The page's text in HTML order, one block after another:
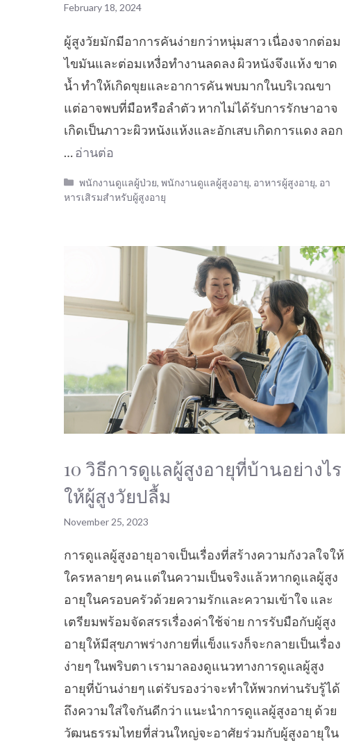
February 18, 2024
ผู้สูงวัยมักมีอาการคันง่ายกว่าหนุ่มสาว เนื่องจากต่อม
ไขมันและต่อมเหงื่อทำงานลดลง ผิวหนังจึงแห้ง ขาด
น้ำ ทำให้เกิดขุยและอาการคัน พบมากในบริเวณขา
แต่อาจพบที่มือหรือลำตัว หากไม่ได้รับการรักษาอาจ
เกิดเป็นภาวะผิวหนังแห้งและอักเสบ เกิดการแดง ลอก
…อ่านต่อ
Categories
พนักงานดูแลผู้ป่วย,พนักงานดูแลผู้สูงอายุ, อาหารผู้สูงอายุ, อา
หารเสิรมสำหรับผู้สูงอายุ
10 วิธีการดูแลผู้สูงอายุที่บ้านอย่างไร
ให้ผู้สูงวัยปลื้ม
November 25, 2023
การดูแลผู้สูงอายุอาจเป็นเรื่องที่สร้างความกังวลใจให้
ใครหลายๆ คน แต่ในความเป็นจริงแล้วหากดูแลผู้สูง
อายุในครอบครัวด้วยความรักและความเข้าใจ และ
เตรียมพร้อมจัดสรรเรื่องค่าใช้จ่าย การรับมือกับผู้สูง
อายุให้มีสุขภาพร่างกายที่แข็งแรงก็จะกลายเป็นเรื่อง
ง่ายๆ ในพริบตา เรามาลองดูแนวทางการดูแลผู้สูง
อายุที่บ้านง่ายๆ แต่รับรองว่าจะทำให้พวกท่านรับรู้ได้
ถึงความใส่ใจกันดีกว่า แนะนำการดูแลผู้สูงอายุ ด้วย
วัฒนธรรมไทยที่ส่วนใหญ่จะอาศัยร่วมกับผู้สูงอายุใน